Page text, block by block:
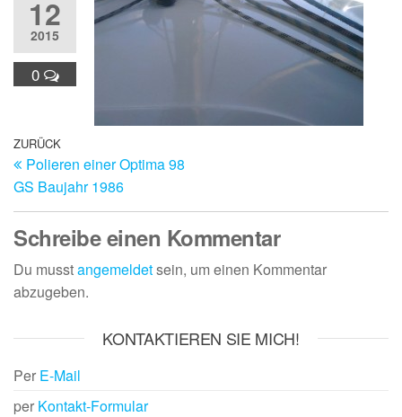
12
2015
0
Beitragsnavigation
Vorheriger
Beitrag
ZURÜCK
Polieren einer Optima 98
GS Baujahr 1986
Schreibe einen Kommentar
Du musstangemeldetsein, um einen Kommentar
abzugeben.
KONTAKTIEREN SIE MICH!
Per E-Mail
per Kontakt-Formular